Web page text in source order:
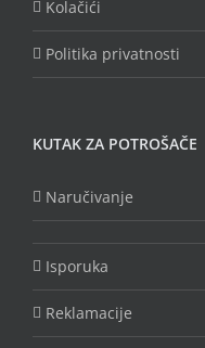
Kolačići
Politika privatnosti
KUTAK ZA POTROŠAČE
Naručivanje
Isporuka
Reklamacije